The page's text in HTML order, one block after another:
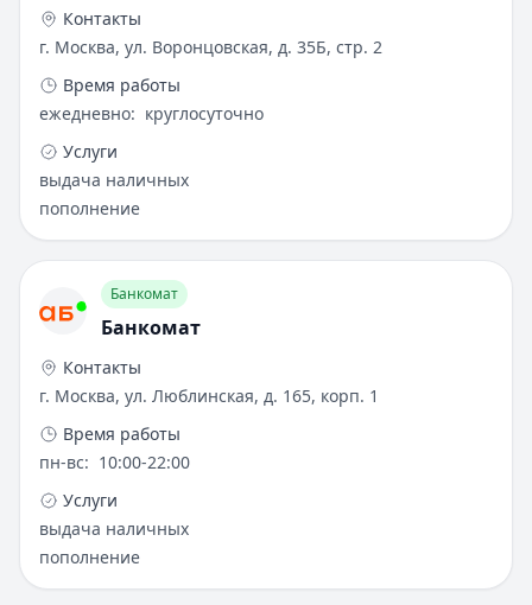
Контакты
г. Москва, ул. Воронцовская, д. 35Б, стр. 2
Время работы
ежедневно: круглосуточно
Услуги
выдача наличных
пополнение
Банкомат
Банкомат
Контакты
г. Москва, ул. Люблинская, д. 165, корп. 1
Время работы
пн-вс: 10:00-22:00
Услуги
выдача наличных
пополнение